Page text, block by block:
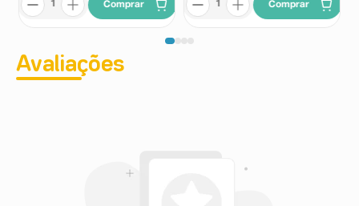
Comprar Comprar
Avaliações